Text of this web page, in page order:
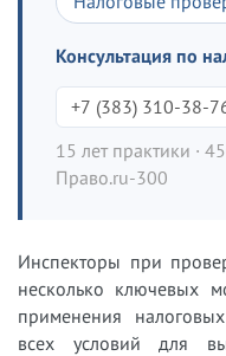
Консультация по
+7 (383) 310-38-
15 лет практики ·
Право.ru-300
Инспекторы при
несколько ключевых
применения
всех условий для